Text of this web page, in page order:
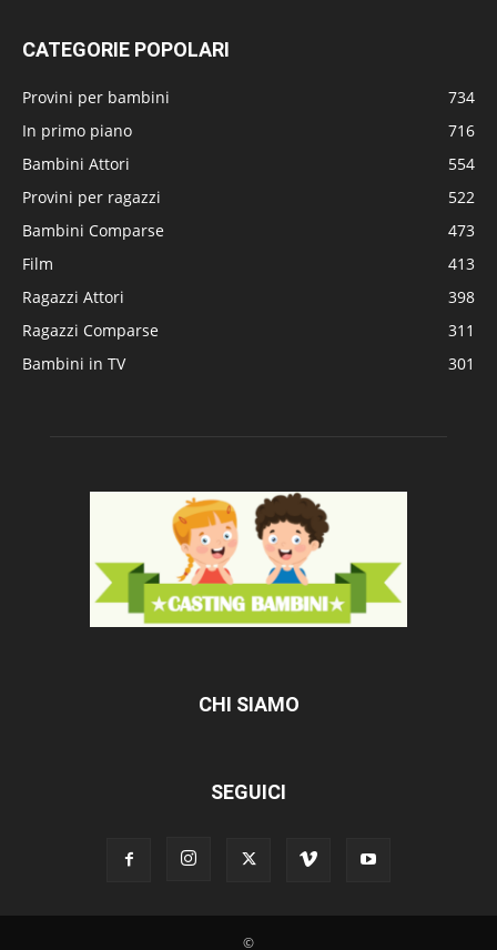
CATEGORIE POPOLARI
Provini per bambini
734
In primo piano
716
Bambini Attori
554
Provini per ragazzi
522
Bambini Comparse
473
Film
413
Ragazzi Attori
398
Ragazzi Comparse
311
Bambini in TV
301
CHI SIAMO
SEGUICI
©